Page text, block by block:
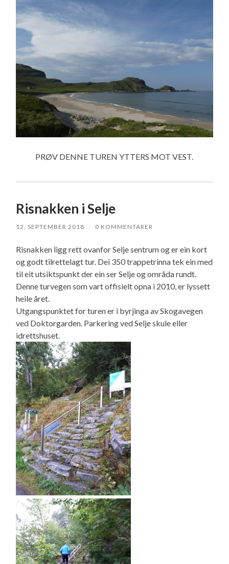
PRØV DENNE TUREN YTTERS MOT VEST.
Risnakken i Selje
12. SEPTEMBER 2018 / 0 KOMMENTARER
Risnakken ligg rett ovanfor Selje sentrum og er ein kort
og godt tilrettelagt tur. Dei 350 trappetrinna tek ein med
til eit utsiktspunkt der ein ser Selje og områda rundt.
Denne turvegen som vart offisielt opna i 2010, er lyssett
heile året.
Utgangspunktet for turen er i byrjinga av Skogavegen
ved Doktorgarden. Parkering ved Selje skule eller
idrettshuset.